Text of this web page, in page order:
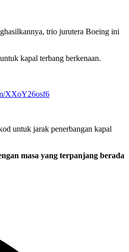
trio jurutera Boeing ini
kapal terbang berkenaan.
XXoY26osf6
untuk jarak penerbangan kapal
masa yang terpanjang berada